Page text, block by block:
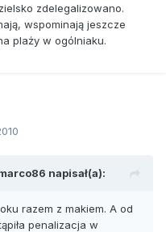
zdelegalizowano.
wspominają jeszcze
plaży w ogólniaku.
napisał(a):
razem z makiem. A od
penalizacja w